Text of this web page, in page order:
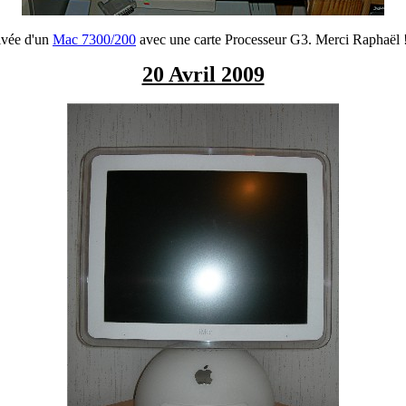
d'un Mac 7300/200 avec une carte Processeur G3. Merci Raphaël
20 Avril 2009